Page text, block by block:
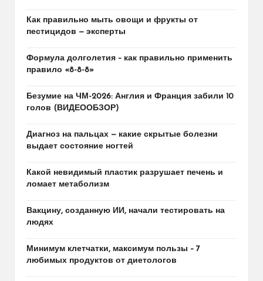
Как правильно мыть овощи и фрукты от
пестицидов — эксперты
Формула долголетия – как правильно применить
правило «8-8-8»
Безумие на ЧМ-2026: Англия и Франция забили 10
голов (ВИДЕООБЗОР)
Диагноз на пальцах — какие скрытые болезни
выдает состояние ногтей
Какой невидимый пластик разрушает печень и
ломает метаболизм
Вакцину, созданную ИИ, начали тестировать на
людях
Минимум клетчатки, максимум пользы – 7
любимых продуктов от диетологов